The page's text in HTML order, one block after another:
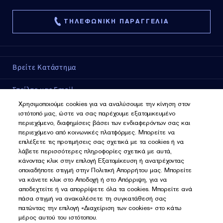
Εφαρμόστε στα ζυγωματικά ένα ανάλαφρο λαμπερό
χρώμα. Κάντε blend με ένα πινέλο ή με τα
ακροδάχτυλα σας.
Δε προκαλεί στίγματα, δε φράσσει τους πόρους.
ΚΑΛΥΨΗ
Αποτέλεσμα που 'χτίζεται'.
ΤΗΛΕΦΩΝΙΚΗ ΠΑΡΑΓΓΕΛΙΑ
Βρείτε Κατάστημα
Στείλτε μας Email
Εξυπηρέτηση Πελατών
Συνδεθείτε
ΕΓΓΡΑΦΕΙΤΕ ΓΙΑ ΝΕΑ
Εγγραφείτε για νέα
Χρησιμοποιούμε cookies για να αναλύσουμε την κίνηση στον
ιστότοπό μας, ώστε να σας παρέχουμε εξατομικευμένο
περιεχόμενο, διαφημίσεις βάσει των ενδιαφερόντων σας και
περιεχόμενο από κοινωνικές πλατφόρμες. Μπορείτε να
επιλέξετε τις προτιμήσεις σας σχετικά με τα cookies ή να
λάβετε περισσότερες πληροφορίες σχετικά με αυτά,
κάνοντας κλικ στην επιλογή Εξατομίκευση ή ανατρέχοντας
οποιαδήποτε στιγμή στην Πολιτική Απορρήτου μας. Μπορείτε
να κάνετε κλικ στο Αποδοχή ή στο Απόρριψη, για να
αποδεχτείτε ή να απορρίψετε όλα τα cookies. Μπορείτε ανά
πάσα στιγμή να ανακαλέσετε τη συγκατάθεσή σας
πατώντας την επιλογή «Διαχείριση των cookies» στο κάτω
μέρος αυτού του ιστότοπου.